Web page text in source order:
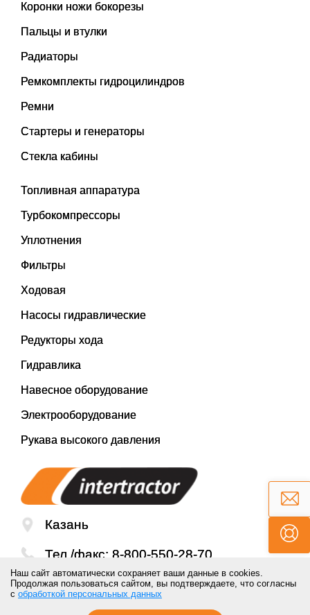
Коронки ножи бокорезы
Пальцы и втулки
Радиаторы
Ремкомплекты гидроцилиндров
Ремни
Стартеры и генераторы
Стекла кабины
Топливная аппаратура
Турбокомпрессоры
Уплотнения
Фильтры
Ходовая
Насосы гидравлические
Редукторы хода
Гидравлика
Навесное оборудование
Электрооборудование
Рукава высокого давления
Казань
Тел./факс: 8-800-550-28-70
Email:mail@inter-tractor.ru
Наш сайт автоматически сохраняет ваши данные в cookies.
Продолжая пользоваться сайтом, вы подтверждаете, что согласны
с обработкой персональных данных